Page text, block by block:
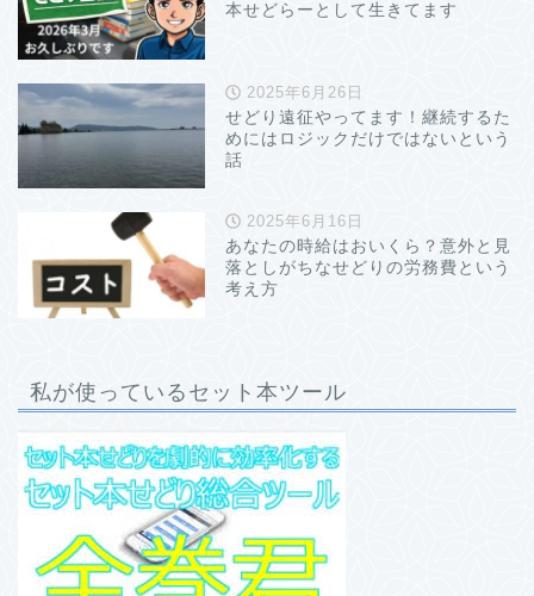
本せどらーとして生きてます
2025年6月26日
せどり遠征やってます！継続するた
めにはロジックだけではないという
話
2025年6月16日
あなたの時給はおいくら？意外と見
落としがちなせどりの労務費という
考え方
私が使っているセット本ツール